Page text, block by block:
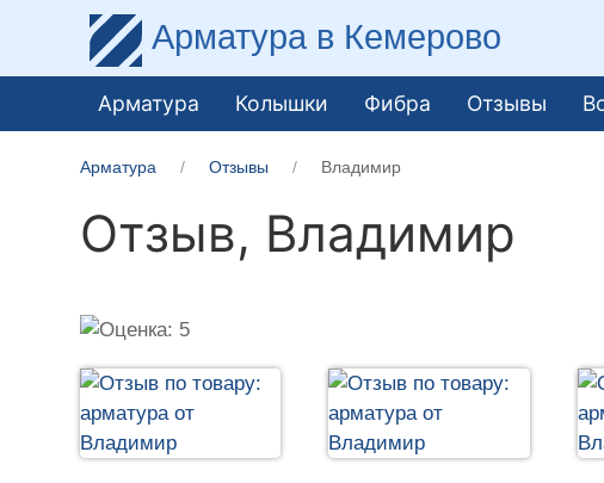
Арматура в Кемерово
Арматура Колышки Фибра Отзывы
Арматура Отзывы Владимир
Отзыв, Владимир